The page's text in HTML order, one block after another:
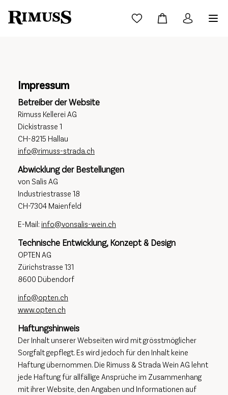
Impressum
Betreiber der Website
Rimuss Kellerei AG
Dickistrasse 1
CH-8215 Hallau
info@rimuss-strada.ch
Abwicklung der Bestellungen
von Salis AG
Industriestrasse 18
CH-7304 Maienfeld
E-Mail: info@vonsalis-wein.ch
Technische Entwicklung, Konzept & Design
OPTEN AG
Zürichstrasse 131
8600 Dübendorf
info@opten.ch
www.opten.ch
Haftungshinweis
Der Inhalt unserer Webseiten wird mit grösstmöglicher
Sorgfalt gepflegt. Es wird jedoch für den Inhalt keine
Haftung übernommen. Die Rimuss & Strada Wein AG lehnt
jede Haftung für allfällige Ansprüche im Zusammenhang
mit ihrer Website, den Angaben und Informationen auf